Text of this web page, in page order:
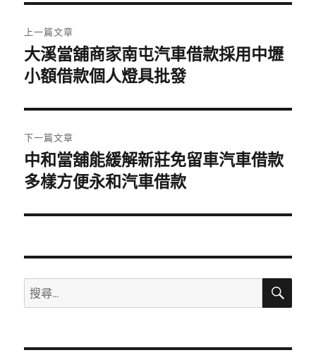
章
導
覽
上一篇文章
上
一
文
章:
大溪當舖商家南屯汽車借款採用中壢
小額借款個人燈具批發
下一篇文章
下
一
文
中和當舖能緩解新莊免留車汽車借款
多樣方便永和汽車借款
搜
尋
鍵
搜